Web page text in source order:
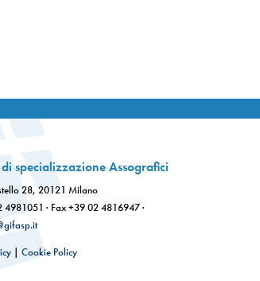
specializzazione Assografici
28, 20121 Milano
4981051 · Fax +39 02 4816947 ·
| Cookie Policy